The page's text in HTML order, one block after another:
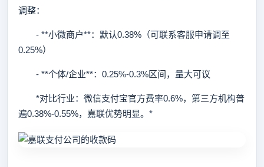
调整：
- **小微商户**：默认0.38%（可联系客服申请调至
0.25%）
- **个体/企业**：0.25%-0.3%区间，量大可议
*对比行业：微信支付宝官方费率0.6%，第三方机构普
遍0.38%-0.55%，嘉联优势明显。*